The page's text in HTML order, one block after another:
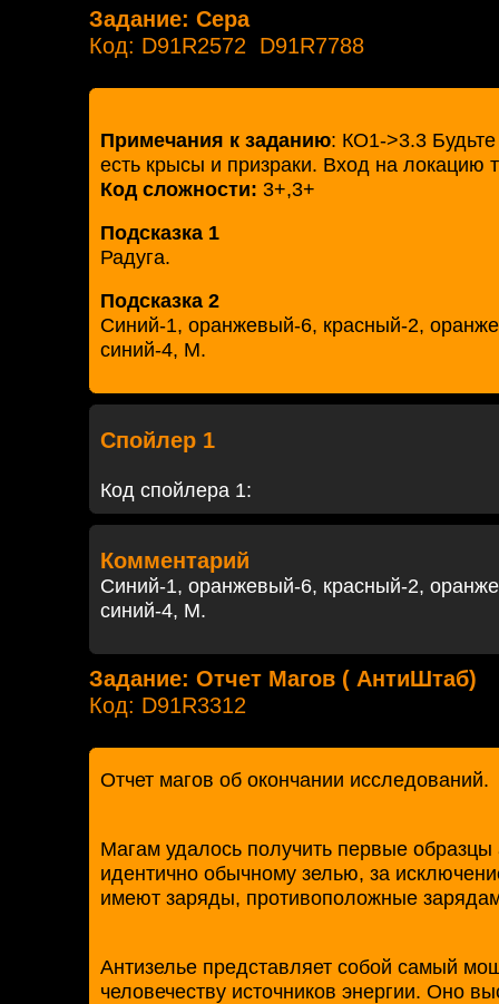
Задание: Cера
Код: D91R2572 D91R7788
Примечания к заданию: КО1->3.3
есть крысы и призраки. Вход на локацию
Код сложности: 3+,3+
Подсказка 1
Радуга.
Подсказка 2
Синий-1, оранжевый-6, красный-2,
синий-4, М.
Спойлер 1
Код спойлера 1:
Комментарий
Синий-1, оранжевый-6, красный-2,
синий-4, М.
Задание: Отчет Магов ( АнтиШтаб)
Код: D91R3312
Отчет магов об окончании исследований.
Магам удалось получить первые образцы
идентично обычному зелью, за
имеют заряды, противоположные
Антизелье представляет собой самый
человечеству источников энергии. Оно